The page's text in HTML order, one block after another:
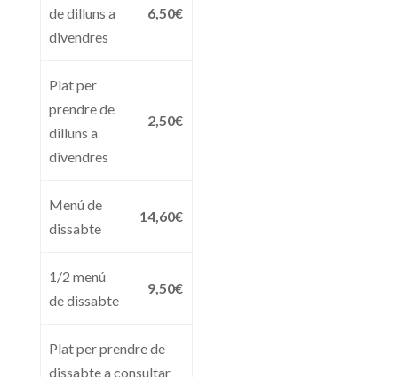
de dilluns a
divendres
6,50€
Plat per
prendre de
dilluns a
divendres
2,50€
Menú de
dissabte
14,60€
1/2 menú
de dissabte
9,50€
Plat per prendre de
dissabte a consultar